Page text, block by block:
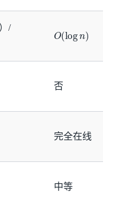
/ O(log )
否
完全在线
中等